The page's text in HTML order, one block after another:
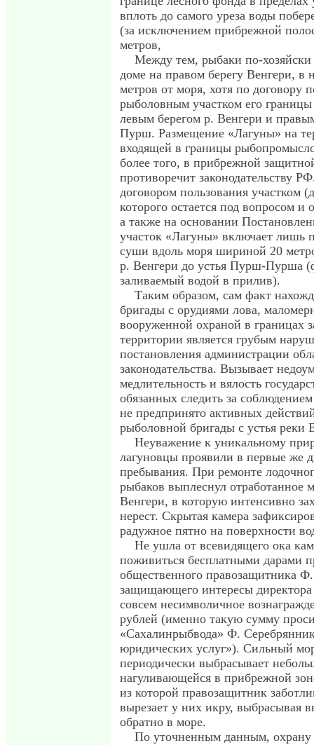
вплоть до самого уреза воды
(за исключением прибрежной
метров,
Между тем, рыбаки по-хозяйски
доме на правом берегу Венгери, в
метров от моря, хотя по договору
рыболовным участком его
левым берегом р. Венгери и
Пурш. Размещение «Лагуны» на
входящей в границы
более того, в прибрежной
противоречит законодательству
договором пользования участком
которого остается под вопросом и
а также на основании
участок «Лагуны» включает лишь
суши вдоль моря шириной 20
р. Венгери до устья Пурш-Пурша
заливаемый водой в прилив).
Таким образом, сам факт
бригады с орудиями лова,
вооруженной охраной в границах
территории является грубым
постановления администрации
законодательства. Вызывает
медлительность и вялость
обязанных следить за
не предпринято активных
рыболовной бригады с устья реки
Неуважение к уникальному
лагуновцы проявили в первые же
пребывания. При ремонте
рыбаков выплеснул отработанное
Венгери, в которую интенсивно
нерест. Скрытая камера
радужное пятно на поверхности
Не ушла от всевидящего ока
поживиться бесплатными дарами
общественного правозащитника
защищающего интересы директора
совсем несимволичное
рублей (именно такую сумму
«Сахалинрыбвода» Ф.
юридических услуг»). Сильный
периодически выбрасывает
нагуливающейся в прибрежной
из которой правозащитник
вырезает у них икру, выбрасывая
обратно в море.
По уточненным данным,